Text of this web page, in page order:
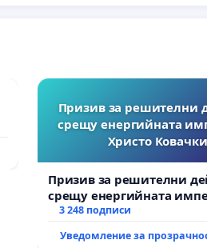
Призив за решителни
срещу енергийната
Христо
Призив за решителни
срещу енергийната
Христо Ковачки!
3 248 подписи
Уведомление за